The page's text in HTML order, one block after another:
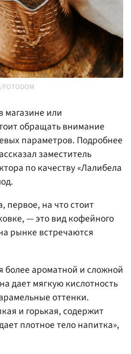
магазине или
обращать внимание
параметров. Подробнее
заместитель
по качеству «Лалибела
первое, на что стоит
— это вид кофейного
рынке встречаются
более ароматной и сложной
дает мягкую кислотность
оттенки.
и горькая, содержит
плотное тело напитка»,